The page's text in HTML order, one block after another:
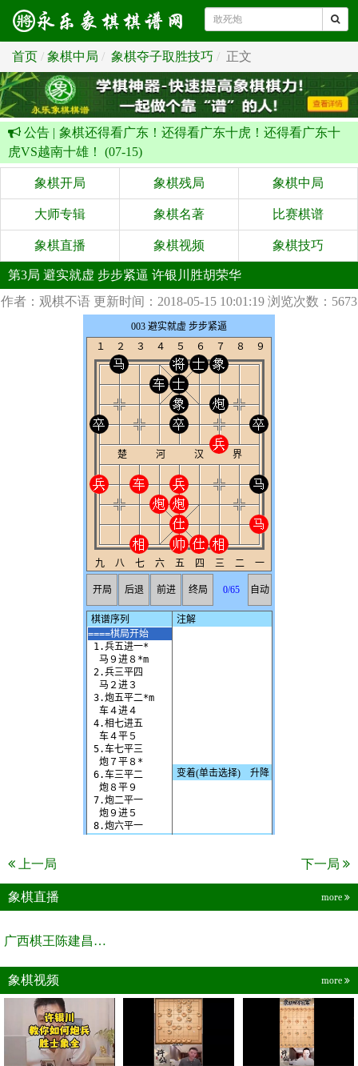
首页 象棋中局 象棋夺子取胜技巧 正文
公告 | 象棋还得看广东！还得看广东十虎！还得看广东十
虎VS越南十雄！ (07-15)
象棋开局 象棋残局 象棋中局
大师专辑 象棋名著 比赛棋谱
象棋直播 象棋视频 象棋技巧
第3局 避实就虚 步步紧逼 许银川胜胡荣华
作者：观棋不语 更新时间：2018-05-15 10:01:19 浏览次数：5673
上一局 下一局
象棋直播 more
广西棋王陈建昌直播间
象棋视频 more